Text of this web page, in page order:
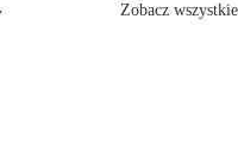
Zobacz wszystkie